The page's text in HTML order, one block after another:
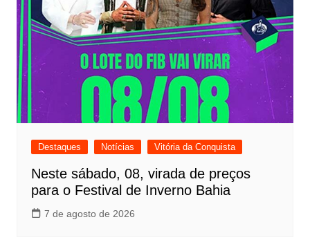
Destaques Notícias Vitória da Conquista
Neste sábado, 08, virada de preços
para o Festival de Inverno Bahia
7 de agosto de 2026